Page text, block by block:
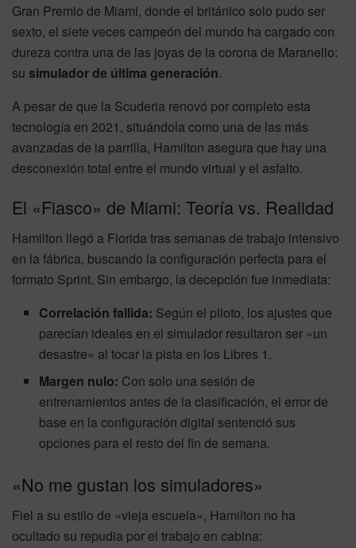
Gran Premio de Miami, donde el británico solo pudo ser
sexto, el siete veces campeón del mundo ha cargado con
dureza contra una de las joyas de la corona de Maranello:
su simulador de última generación.
A pesar de que la Scuderia renovó por completo esta
tecnología en 2021, situándola como una de las más
avanzadas de la parrilla, Hamilton asegura que hay una
desconexión total entre el mundo virtual y el asfalto.
El «Fiasco» de Miami: Teoría vs. Realidad
Hamilton llegó a Florida tras semanas de trabajo intensivo
en la fábrica, buscando la configuración perfecta para el
formato Sprint. Sin embargo, la decepción fue inmediata:
Correlación fallida: Según el piloto, los ajustes que
parecían ideales en el simulador resultaron ser «un
desastre» al tocar la pista en los Libres 1.
Margen nulo: Con solo una sesión de
entrenamientos antes de la clasificación, el error de
base en la configuración digital sentenció sus
opciones para el resto del fin de semana.
«No me gustan los simuladores»
Fiel a su estilo de «vieja escuela», Hamilton no ha
ocultado su repudia por el trabajo en cabina: